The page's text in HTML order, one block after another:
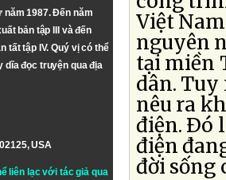
năm 1987. Đến năm
bản tập III và đến
tất tập IV. Quý vị có thể
dĩa đọc truyện qua địa
USA
liên lạc với tác giả qua
Việt
nguyên
tại miền
dân. Tuy
nêu ra
điện. Ðó
điện
đời sống